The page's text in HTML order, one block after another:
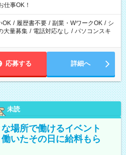
仕事OK！
OK / 履歴書不要 / 副業・WワークOK / シ
大量募集 / 電話対応なし / パソコンスキ
応募する 詳細へ
未読
場所で働けるイベント
いたその日に給料もら